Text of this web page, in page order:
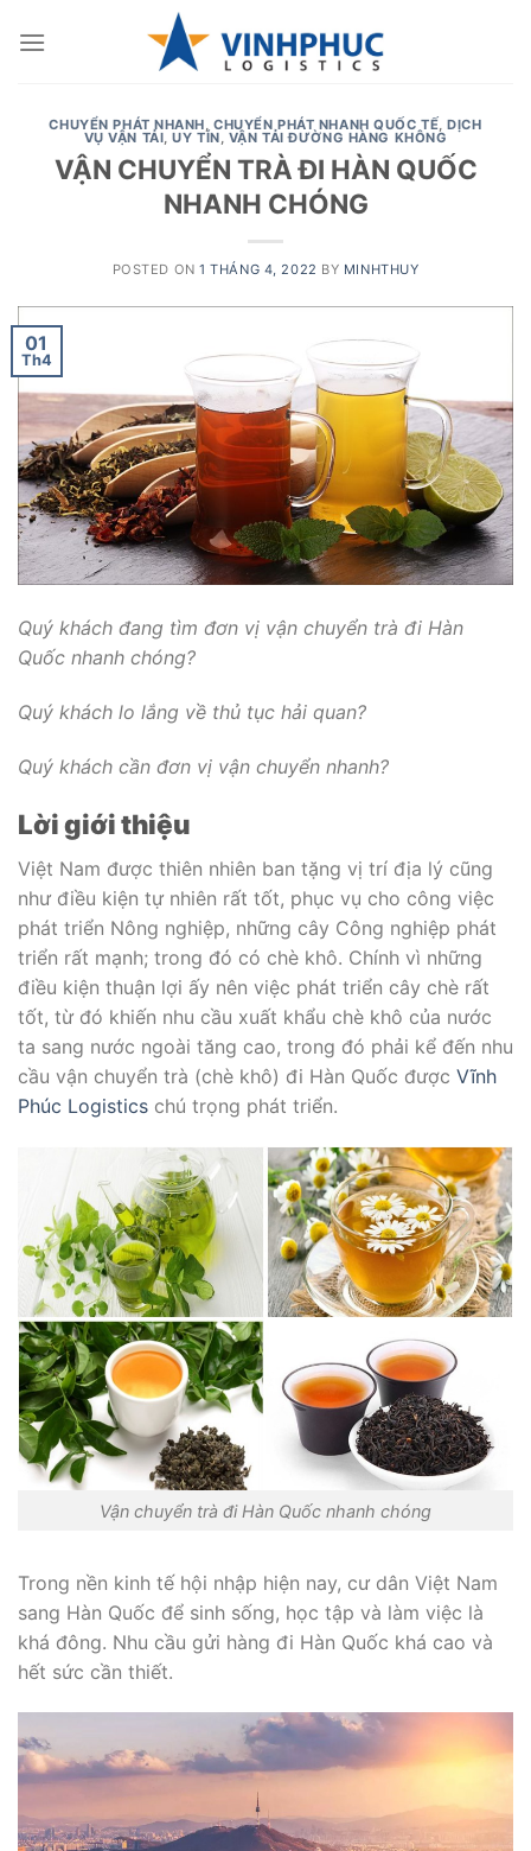
CHUYỂN PHÁT NHANH,CHUYỂN PHÁT NHANH QUỐC TẾ,DỊCH
VỤ VẬN TẢI,UY TÍN, VẬN TẢI ĐƯỜNG HÀNG KHÔNG
VẬN CHUYỂN TRÀ ĐI HÀN QUỐC
NHANH CHÓNG
POSTED ON1 THÁNG 4, 2022 BY MINHTHUY
01
Th4
Quý khách đang tìm đơn vị vận chuyển trà đi Hàn
Quốc nhanh chóng?
Quý khách lo lắng về thủ tục hải quan?
Quý khách cần đơn vị vận chuyển nhanh?
Lời giới thiệu
Việt Nam được thiên nhiên ban tặng vị trí địa lý cũng
như điều kiện tự nhiên rất tốt, phục vụ cho công việc
phát triển Nông nghiệp, những cây Công nghiệp phát
triển rất mạnh; trong đó có chè khô. Chính vì những
điều kiện thuận lợi ấy nên việc phát triển cây chè rất
tốt, từ đó khiến nhu cầu xuất khẩu chè khô của nước
ta sang nước ngoài tăng cao, trong đó phải kể đến nhu
cầu vận chuyển trà (chè khô) đi Hàn Quốc được Vĩnh
Phúc Logistics chú trọng phát triển.
Vận chuyển trà đi Hàn Quốc nhanh chóng
Trong nền kinh tế hội nhập hiện nay, cư dân Việt Nam
sang Hàn Quốc để sinh sống, học tập và làm việc là
khá đông. Nhu cầu gửi hàng đi Hàn Quốc khá cao và
hết sức cần thiết.